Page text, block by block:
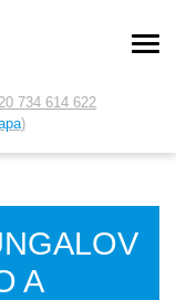
734 614 622
)
A